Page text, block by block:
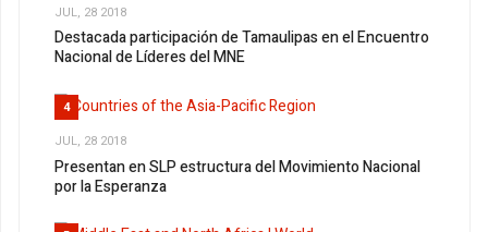
JUL, 28 2018
Destacada participación de Tamaulipas en el Encuentro
Nacional de Líderes del MNE
4
JUL, 28 2018
Presentan en SLP estructura del Movimiento Nacional
por la Esperanza